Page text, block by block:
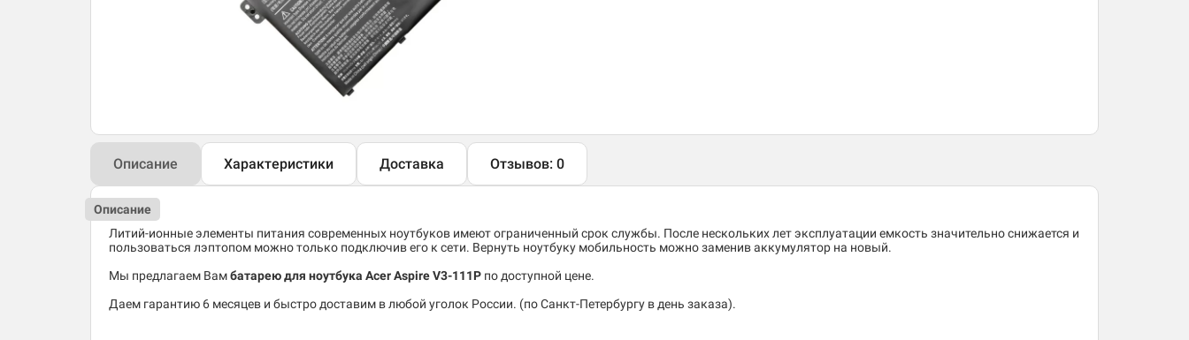
Описание Характеристики Доставка Отзывов: 0
Описание
Литий-ионные элементы питания современных ноутбуков имеют ограниченный срок службы. После нескольких лет эксплуатации емкость значительно снижается и
пользоваться лэптопом можно только подключив его к сети. Вернуть ноутбуку мобильность можно заменив аккумулятор на новый.
Мы предлагаем Вамбатарею для ноутбука Acer Aspire V3-111P по доступной цене.
Даем гарантию 6 месяцев и быстро доставим в любой уголок России. (по Санкт-Петербургу в день заказа).